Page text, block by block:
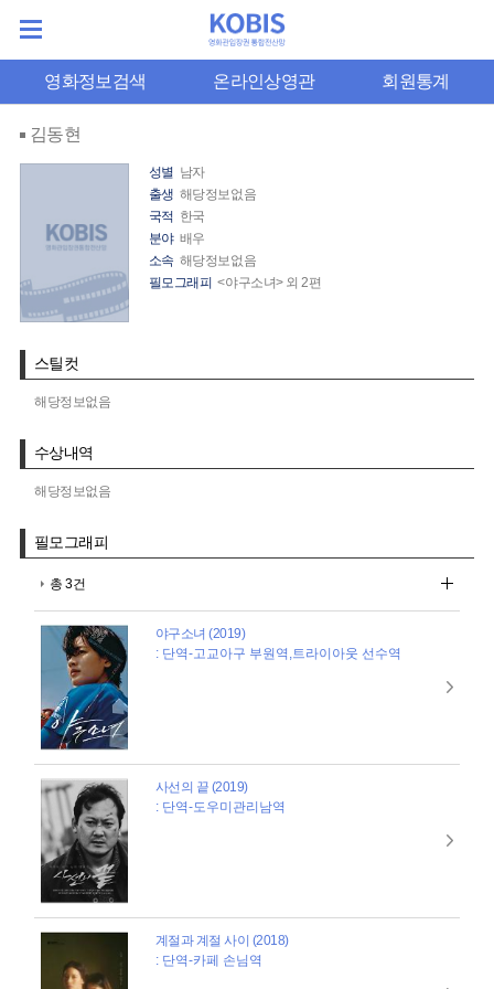
영화정보검색 온라인상영관 회원통계
김동현
성별 남자
출생 해당정보없음
국적 한국
분야 배우
소속 해당정보없음
필모그래피 <야구소녀> 외 2편
스틸컷
해당정보없음
수상내역
해당정보없음
필모그래피
총 3건
야구소녀 (2019)
: 단역-고교아구 부원역,트라이아웃 선수역
사선의 끝 (2019)
: 단역-도우미관리남역
계절과 계절 사이 (2018)
: 단역-카페 손님역